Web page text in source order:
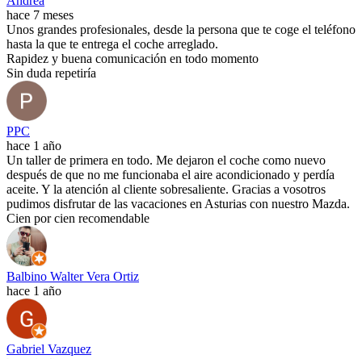
hace 7 meses
Unos grandes profesionales, desde la persona que te coge el teléfono
hasta la que te entrega el coche arreglado.
Rapidez y buena comunicación en todo momento
Sin duda repetiría
PPC
hace 1 año
Un taller de primera en todo. Me dejaron el coche como nuevo
después de que no me funcionaba el aire acondicionado y perdía
aceite. Y la atención al cliente sobresaliente. Gracias a vosotros
pudimos disfrutar de las vacaciones en Asturias con nuestro Mazda.
Cien por cien recomendable
Balbino Walter Vera Ortiz
hace 1 año
Gabriel Vazquez